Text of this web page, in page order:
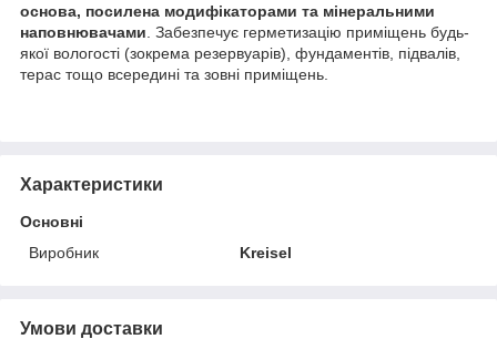
основа, посилена модифікаторами та мінеральними
наповнювачами . Забезпечує герметизацію приміщень будь-
якої вологості (зокрема резервуарів), фундаментів, підвалів,
терас тощо всередині та зовні приміщень.
Характеристики
Основні
Виробник
Kreisel
Умови доставки